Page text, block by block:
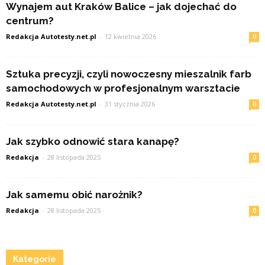
Wynajem aut Kraków Balice – jak dojechać do
centrum?
Redakcja Autotesty.net.pl - 12 kwietnia 2026 0
Sztuka precyzji, czyli nowoczesny mieszalnik farb
samochodowych w profesjonalnym warsztacie
Redakcja Autotesty.net.pl - 31 stycznia 2026 0
Jak szybko odnowić stara kanapę?
Redakcja - 28 listopada 2025 0
Jak samemu obić narożnik?
Redakcja - 28 listopada 2025 0
Kategorie